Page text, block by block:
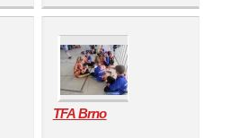
TFA Brno